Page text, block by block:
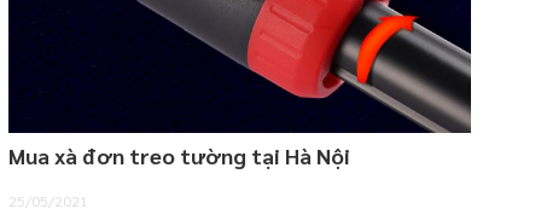
Mua xà đơn treo tường tại Hà Nội
25/05/2021